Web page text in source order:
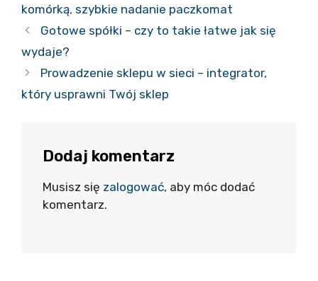
komórką, szybkie nadanie paczkomat
Gotowe spółki – czy to takie łatwe jak się
wydaje?
Prowadzenie sklepu w sieci – integrator,
który usprawni Twój sklep
Dodaj komentarz
Musisz się zalogować, aby móc dodać
komentarz.